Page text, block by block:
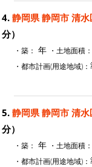
4. 静岡県 静岡市 清水
分）
・築： 年 ・土地面積：
・都市計画(用途地域)：
5. 静岡県 静岡市 清水
分）
・築： 年 ・土地面積：
・都市計画(用途地域)：